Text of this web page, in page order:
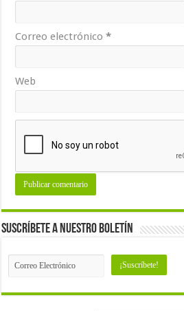
Correo electrónico*
Web
Suscríbete a nuestro Boletín